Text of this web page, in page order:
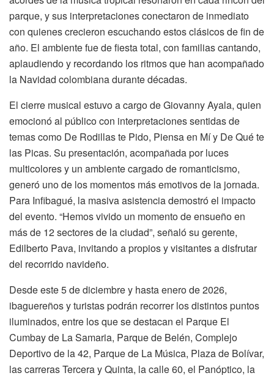
parque, y sus interpretaciones conectaron de inmediato
con quienes crecieron escuchando estos clásicos de fin de
año. El ambiente fue de fiesta total, con familias cantando,
aplaudiendo y recordando los ritmos que han acompañado
la Navidad colombiana durante décadas.
El cierre musical estuvo a cargo de Giovanny Ayala, quien
emocionó al público con interpretaciones sentidas de
temas como De Rodillas te Pido, Piensa en Mí y De Qué te
las Picas. Su presentación, acompañada por luces
multicolores y un ambiente cargado de romanticismo,
generó uno de los momentos más emotivos de la jornada.
Para Infibagué, la masiva asistencia demostró el impacto
del evento. “Hemos vivido un momento de ensueño en
más de 12 sectores de la ciudad”, señaló su gerente,
Edilberto Pava, invitando a propios y visitantes a disfrutar
del recorrido navideño.
Desde este 5 de diciembre y hasta enero de 2026,
ibaguereños y turistas podrán recorrer los distintos puntos
iluminados, entre los que se destacan el Parque El
Cumbay de La Samaria, Parque de Belén, Complejo
Deportivo de la 42, Parque de La Música, Plaza de Bolívar,
las carreras Tercera y Quinta, la calle 60, el Panóptico, la